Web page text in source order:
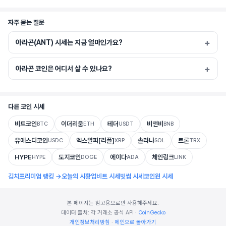
자주 묻는 질문
아라곤(ANT) 시세는 지금 얼마인가요?
아라곤 코인은 어디서 살 수 있나요?
다른 코인 시세
비트코인BTC 이더리움ETH 테더USDT 비앤비 BNB
유에스디코인USDC 엑스알피[리플]XRP 솔라나SOL 트론TRX
HYPEHYPE 도지코인DOGE 에이다ADA 체인링크LINK
김치프리미엄 랭킹 →오늘의 시황업비트 시세 빗썸 시세 코인원 시세
본 페이지는 참고용으로만 사용해주세요.
데이터 출처: 각 거래소 공식 API · CoinGecko
개인정보처리방침 · 메인으로 돌아가기